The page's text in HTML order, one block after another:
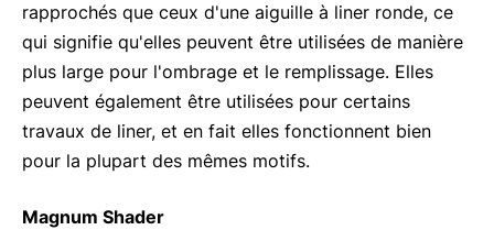
rapprochés que ceux d'une aiguille à liner ronde, ce
qui signifie qu'elles peuvent être utilisées de manière
plus large pour l'ombrage et le remplissage. Elles
peuvent également être utilisées pour certains
travaux de liner, et en fait elles fonctionnent bien
pour la plupart des mêmes motifs.
Magnum Shader